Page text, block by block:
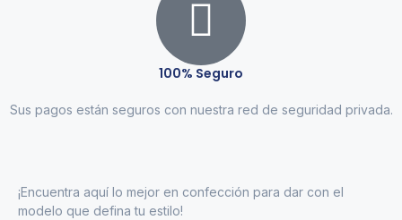
100% Seguro
Sus pagos están seguros con nuestra red de seguridad privada.
¡Encuentra aquí lo mejor en confección para dar con el
modelo que defina tu estilo!